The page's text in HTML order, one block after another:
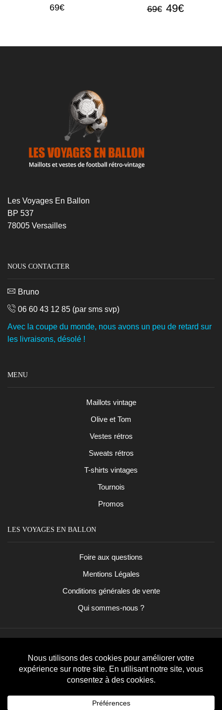
69€ 69€ Le
était :
49€Le
est :
Les Voyages En Ballon
BP 537
78005 Versailles
NOUS CONTACTER
Bruno
06 60 43 12 85 (par sms svp)
Avec la coupe du monde, nous avons un peu de retard sur
les livraisons, désolé !
MENU
Maillots vintage
Olive et Tom
Vestes rétros
Sweats rétros
T-shirts vintages
Tournois
Promos
LES VOYAGES EN BALLON
Foire aux questions
Mentions Légales
Conditions générales de vente
Qui sommes-nous ?
FacebookInstagram
2023Les Voyages En Ballon
réservés.